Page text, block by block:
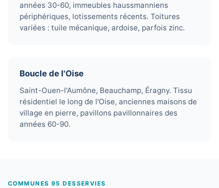
années 30-60, immeubles haussmanniens
périphériques, lotissements récents. Toitures
variées : tuile mécanique, ardoise, parfois zinc.
Boucle de l'Oise
Saint-Ouen-l'Aumône, Beauchamp, Éragny. Tissu
résidentiel le long de l'Oise, anciennes maisons de
village en pierre, pavillons pavillonnaires des
années 60-90.
COMMUNES 95 DESSERVIES